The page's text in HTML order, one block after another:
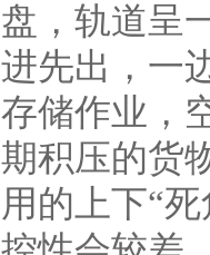
盘，轨道呈
进先出，一
存储作业，
期积压的货
用的上下“